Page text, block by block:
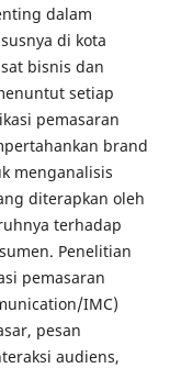
dalam
di kota
bisnis dan
setiap
pemasaran
brand
menganalisis
diterapkan oleh
terhadap
Penelitian
pemasaran
IMC)
pesan
audiens,